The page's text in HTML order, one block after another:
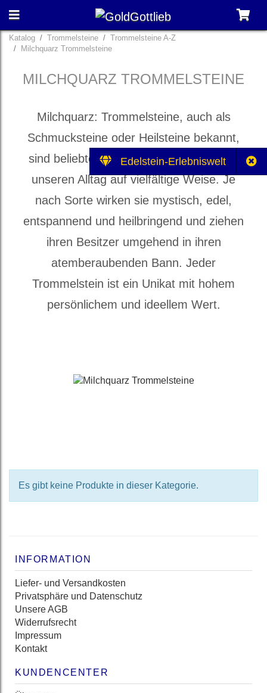
Edelstein-Erlebniswelt
Katalog Trommelsteine
Trommelsteine A-Z
Milchquarz Trommelsteine
MILCHQUARZ TROMMELSTEINE
Milchquarz: Trommelsteine, auch als
Schmucksteine oder Heilsteine bekannt,
sind beliebte Mitbringsel und bereichern
unseren Alltag auf vielfältige Weise. Je
nach Sorte wirken sie mystisch, edel,
entspannend und heilbringend und ziehen
ihren Besitzer umgehend in ihren
atemberaubenden Bann. Jeder
Trommelstein ist ein Unikat mit hohem
persönlichem und ideellem Wert.
Es gibt keine Produkte in dieser Kategorie.
INFORMATION
Liefer- und Versandkosten
Privatsphäre und Datenschutz
Unsere AGB
Widerrufsrecht
Impressum
Kontakt
KUNDENCENTER